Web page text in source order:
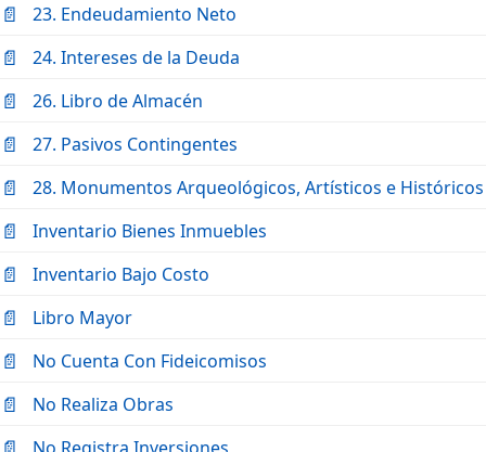
23. Endeudamiento Neto
24. Intereses de la Deuda
26. Libro de Almacén
27. Pasivos Contingentes
28. Monumentos Arqueológicos, Artísticos e Históricos
Inventario Bienes Inmuebles
Inventario Bajo Costo
Libro Mayor
No Cuenta Con Fideicomisos
No Realiza Obras
No Registra Inversiones